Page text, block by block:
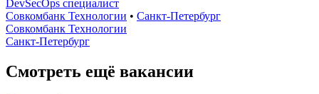
DevSecOps специалист
Совкомбанк Технологии • Санкт-Петербург
Совкомбанк Технологии
Санкт-Петербург
Смотреть ещё вакансии